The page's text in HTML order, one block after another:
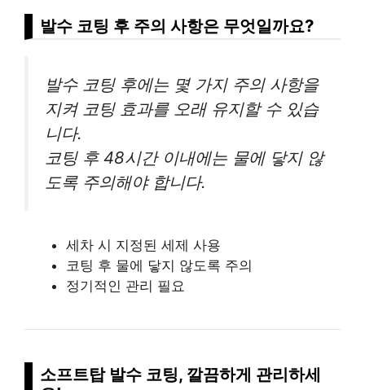
발수 코팅 후 주의 사항은 무엇일까요?
발수 코팅 후에는 몇 가지 주의 사항을
지켜 코팅 효과를 오래 유지할 수 있습
니다.
코팅 후 48시간 이내에는 물에 닿지 않
도록 주의해야 합니다.
세차 시 지정된 세제 사용
코팅 후 물에 닿지 않도록 주의
정기적인 관리 필요
소프트탑 발수 코팅, 깔끔하게 관리하세